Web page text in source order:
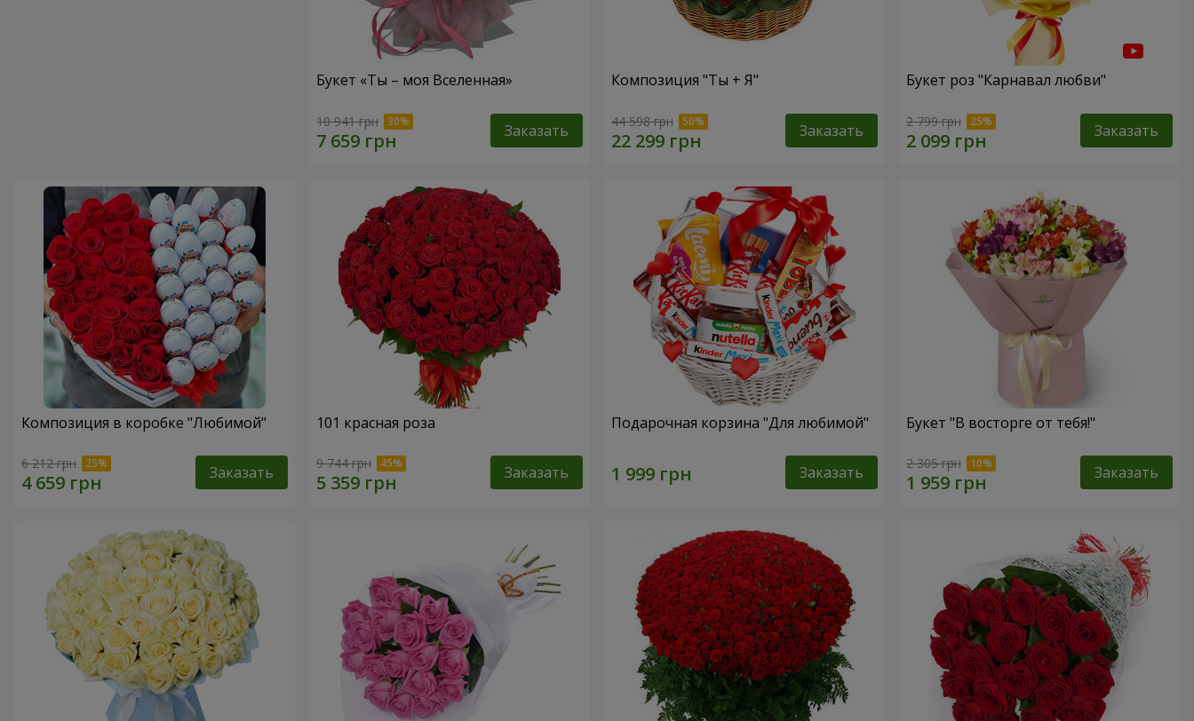
Букет «Ты – моя Вселенная»
10 941 грн Заказать
Композиция "Ты + Я"
44 598 грн Заказать
Букет роз "Карнавал любви"
2 799 грн Заказать
Композиция в коробке "Любимой"
6 212 грн Заказать
101 красная роза
9 744 грн Заказать
Подарочная корзина "Для любимой"
Заказать
Букет "В восторге от тебя!"
2 305 грн Заказать